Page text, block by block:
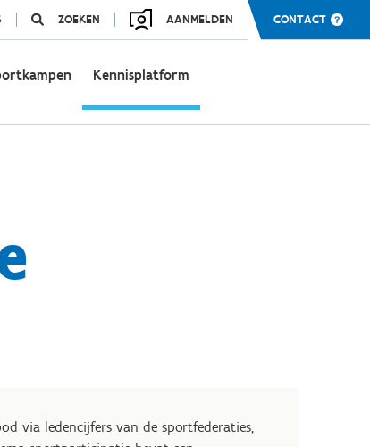
ZOEKEN AANMELDEN CONTACT
Kennisplatform
via ledencijfers van de sportfederaties,